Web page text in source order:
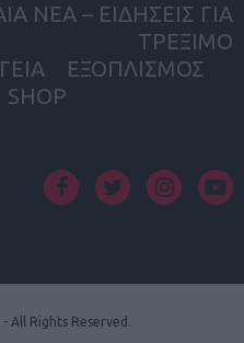
ΝΕΑ – ΕΙΔΗΣΕΙΣ ΓΙΑ
ΤΡΕΞΙΜΟ
ΕΞΟΠΛΙΣΜΟΣ
SHOP
All Rights Reserved.